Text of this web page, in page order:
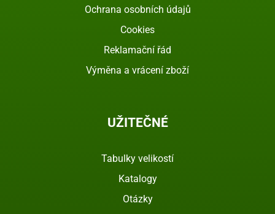
Ochrana osobních údajů
Cookies
Reklamační řád
Výměna a vrácení zboží
UŽITEČNÉ
Tabulky velikostí
Katalogy
Otázky